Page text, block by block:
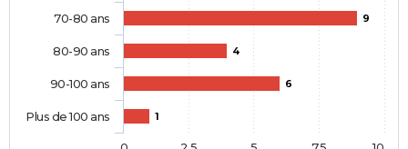
9
4
6
1
70-80 ans
80-90 ans
90-100 ans
Plus de 100 ans